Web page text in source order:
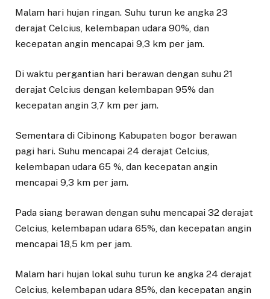
Malam hari hujan ringan. Suhu turun ke angka 23
derajat Celcius, kelembapan udara 90%, dan
kecepatan angin mencapai 9,3 km per jam.
Di waktu pergantian hari berawan dengan suhu 21
derajat Celcius dengan kelembapan 95% dan
kecepatan angin 3,7 km per jam.
Sementara di Cibinong Kabupaten bogor berawan
pagi hari. Suhu mencapai 24 derajat Celcius,
kelembapan udara 65 %, dan kecepatan angin
mencapai 9,3 km per jam.
Pada siang berawan dengan suhu mencapai 32 derajat
Celcius, kelembapan udara 65%, dan kecepatan angin
mencapai 18,5 km per jam.
Malam hari hujan lokal suhu turun ke angka 24 derajat
Celcius, kelembapan udara 85%, dan kecepatan angin